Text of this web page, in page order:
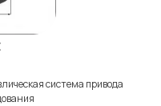
система привода